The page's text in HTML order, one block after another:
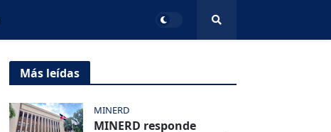
Más leídas
MINERD
MINERD responde